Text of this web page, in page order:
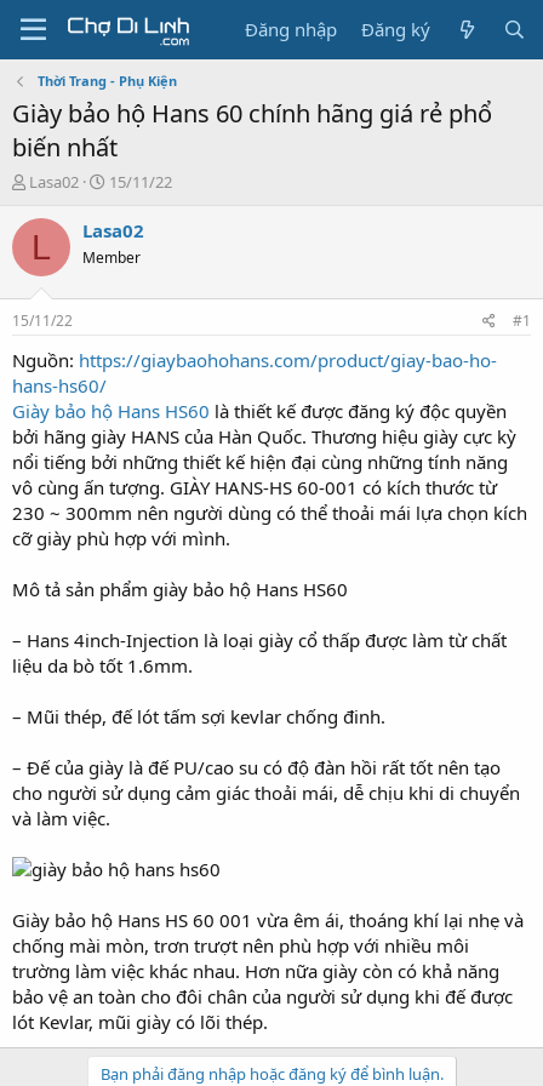
Đăng nhập Đăng ký
Thời Trang - Phụ Kiện
Giày bảo hộ Hans 60 chính hãng giá rẻ phổ
biến nhất
T
r
a
s
t
a
r
t
e
r
Lasa02
N
à
g
15/11/22
L Lasa02
Member
15/11/22 #1
Nguồn: https://giaybaohohans.com/product/giay-bao-ho-
hans-hs60/
Giày bảo hộ Hans HS60 là thiết kế được đăng ký độc quyền
bởi hãng giày HANS của Hàn Quốc. Thương hiệu giày cực kỳ
nổi tiếng bởi những thiết kế hiện đại cùng những tính năng
vô cùng ấn tượng. GIÀY HANS-HS 60-001 có kích thước từ
230 ~ 300mm nên người dùng có thể thoải mái lựa chọn kích
cỡ giày phù hợp với mình.
Mô tả sản phẩm giày bảo hộ Hans HS60
– Hans 4inch-Injection là loại giày cổ thấp được làm từ chất
liệu da bò tốt 1.6mm.
– Mũi thép, đế lót tấm sợi kevlar chống đinh.
– Đế của giày là đế PU/cao su có độ đàn hồi rất tốt nên tạo
cho người sử dụng cảm giác thoải mái, dễ chịu khi di chuyển
và làm việc.
Giày bảo hộ Hans HS 60 001 vừa êm ái, thoáng khí lại nhẹ và
chống mài mòn, trơn trượt nên phù hợp với nhiều môi
trường làm việc khác nhau. Hơn nữa giày còn có khả năng
bảo vệ an toàn cho đôi chân của người sử dụng khi đế được
lót Kevlar, mũi giày có lõi thép.
Bạn phải đăng nhập hoặc đăng ký để bình luận.